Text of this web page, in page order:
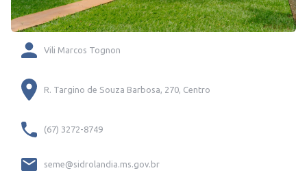
Vili Marcos Tognon
R. Targino de Souza Barbosa, 270, Centro
(67) 3272-8749
seme@sidrolandia.ms.gov.br